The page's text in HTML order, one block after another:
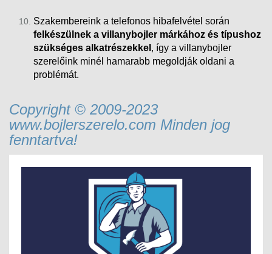
Szakembereink a telefonos hibafelvétel során
felkészülnek a villanybojler márkához és típushoz
szükséges alkatrészekkel , így a villanybojler
szerelőink minél hamarabb megoldják oldani a
problémát.
Copyright © 2009-2023
www.bojlerszerelo.com Minden jog
fenntartva!